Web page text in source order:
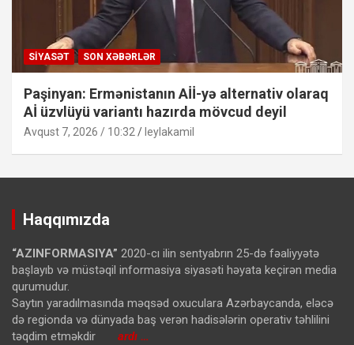
SIYASƏT SON XƏBƏRLƏR
Paşinyan: Ermənistanın Aİİ-yə alternativ olaraq
Aİ üzvlüyü variantı hazırda mövcud deyil
Avqust 7, 2026 / 10:32 leylakamil
Haqqımızda
“AZINFORMASIYA” 2020-cı ilin sentyabrın 25-də fəaliyyətə
başlayıb və müstəqil informasiya siyasəti həyata keçirən media
qurumudur.
Saytın yaradılmasında məqsəd oxuculara Azərbaycanda, eləcə
də regionda və dünyada baş verən hadisələrin operativ təhlilini
təqdim etməkdir ardı …